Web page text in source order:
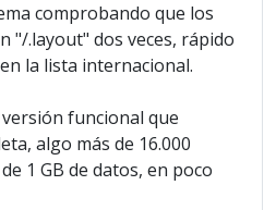
comprobando que los
"/.layout" dos veces, rápido
la lista internacional.
funcional que
algo más de 16.000
1 GB de datos, en poco